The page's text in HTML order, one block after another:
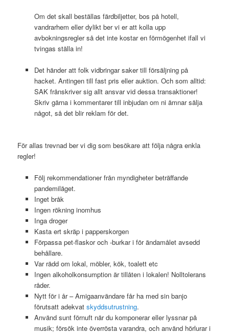
Om det skall beställas färdbiljetter, bos på hotell,
vandrarhem eller dylikt ber vi er att kolla upp
avbokningsregler så det inte kostar en förmögenhet ifall vi
tvingas ställa in!
Det händer att folk vidbringar saker till försäljning på
hacket. Antingen till fast pris eller auktion. Och som alltid:
SAK frånskriver sig allt ansvar vid dessa transaktioner!
Skriv gärna i kommentarer till inbjudan om ni ämnar sälja
något, så det blir reklam för det.
För allas trevnad ber vi dig som besökare att följa några enkla
regler!
Följ rekommendationer från myndigheter beträffande
pandemiläget.
Inget bråk
Ingen rökning inomhus
Inga droger
Kasta ert skräp i papperskorgen
Förpassa pet-flaskor och -burkar i för ändamålet avsedd
behållare.
Var rädd om lokal, möbler, kök, toalett etc
Ingen alkoholkonsumption är tillåten i lokalen! Nolltolerans
råder.
Nytt för i år – Amigaanvändare får ha med sin banjo
förutsatt adekvat skyddsutrustning.
Använd sunt förnuft när du komponerar eller lyssnar på
musik; försök inte överrösta varandra, och använd hörlurar i